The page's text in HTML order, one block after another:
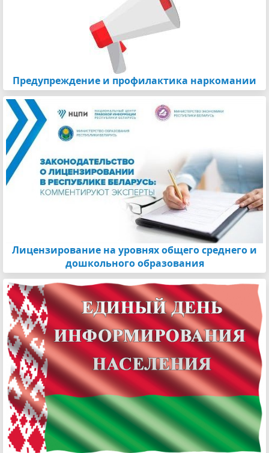
Предупреждение и профилактика наркомании
Лицензирование на уровнях общего среднего и
дошкольного образования